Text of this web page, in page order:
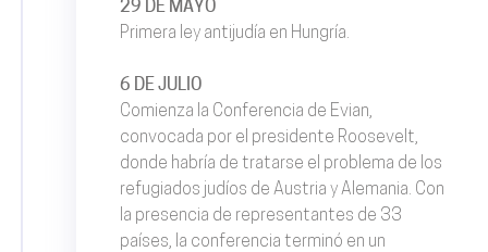
29 DE MAYO
Primera ley antijudía en Hungría.
6 DE JULIO
Comienza la Conferencia de Evian,
convocada por el presidente Roosevelt,
donde habría de tratarse el problema de los
refugiados judíos de Austria y Alemania. Con
la presencia de representantes de 33
países, la conferencia terminó en un